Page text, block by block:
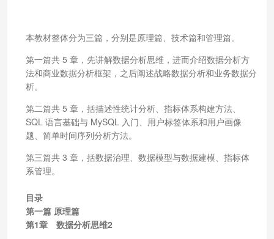
本教材整体分为三篇，分别是原理篇、技术篇和管理篇。
第一篇共 5 章，先讲解数据分析思维，进而介绍数据分析方
法和商业数据分析框架，之后阐述战略数据分析和业务数据分
析。
第二篇共 5 章，括描述性统计分析、指标体系构建方法、
SQL 语言基础与 MySQL 入门、用户标签体系和用户画像
题、简单时间序列分析方法。
第三篇共 3 章，括数据治理、数据模型与数据建模、指标体
系管理。
目录
第一篇 原理篇
第1章 数据分析思维2